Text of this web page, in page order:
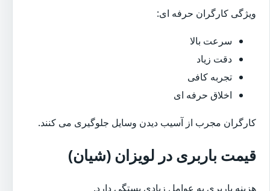
ویژگی کارگران حرفه ای:
سرعت بالا
دقت زیاد
تجربه کافی
اخلاق حرفه ای
کارگران مجرب از آسیب دیدن وسایل جلوگیری می کنند.
قیمت باربری در لویزان (شیان)
هزینه باربری به عوامل زیادی بستگی دارد.